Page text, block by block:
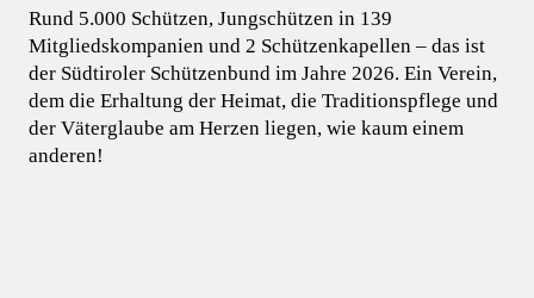
Rund 5.000 Schützen, Jungschützen in 139
Mitgliedskompanien und 2 Schützenkapellen – das ist
der Südtiroler Schützenbund im Jahre 2026. Ein Verein,
dem die Erhaltung der Heimat, die Traditionspflege und
der Väterglaube am Herzen liegen, wie kaum einem
anderen!